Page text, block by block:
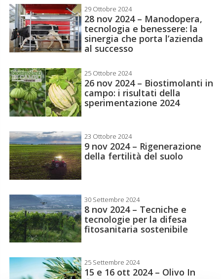
29 Ottobre 2024
28 nov 2024 – Manodopera,
tecnologia e benessere: la
sinergia che porta l’azienda
al successo
25 Ottobre 2024
26 nov 2024 – Biostimolanti in
campo: i risultati della
sperimentazione 2024
23 Ottobre 2024
9 nov 2024 – Rigenerazione
della fertilità del suolo
30 Settembre 2024
8 nov 2024 – Tecniche e
tecnologie per la difesa
fitosanitaria sostenibile
25 Settembre 2024
15 e 16 ott 2024 – Olivo In